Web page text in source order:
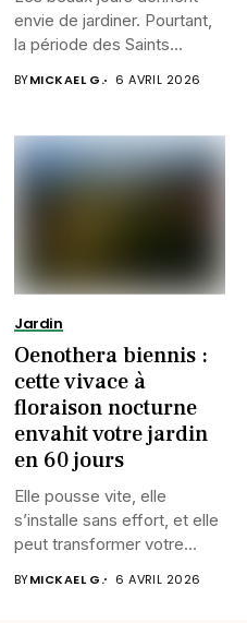
envie de jardiner. Pourtant,
la période des Saints...
BYMICKAEL G. 6 AVRIL 2026
Jardin
Oenothera biennis :
cette vivace à
floraison nocturne
envahit votre jardin
en 60 jours
Elle pousse vite, elle
s’installe sans effort, et elle
peut transformer votre...
BYMICKAEL G. 6 AVRIL 2026